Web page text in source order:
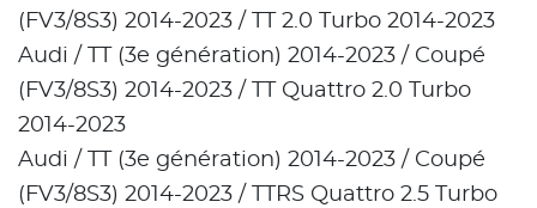
(FV3/8S3) 2014-2023 / TT 2.0 Turbo 2014-2023
Audi / TT (3e génération) 2014-2023 / Coupé
(FV3/8S3) 2014-2023 / TT Quattro 2.0 Turbo
2014-2023
Audi / TT (3e génération) 2014-2023 / Coupé
(FV3/8S3) 2014-2023 / TTRS Quattro 2.5 Turbo